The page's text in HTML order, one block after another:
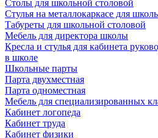
Столы для школьной столовой
Стулья на металлокаркасе для
Табуреты для школьной столовой
Мебель для директора школы
Кресла и стулья для кабинета
в школе
Школьные парты
Парта двухместная
Парта одноместная
Мебель для специализированных
Кабинет логопеда
Кабинет труда
Кабинет физики